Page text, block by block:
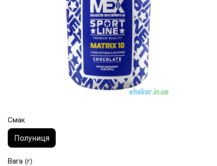
Смак
Полуниця
Вага (г)